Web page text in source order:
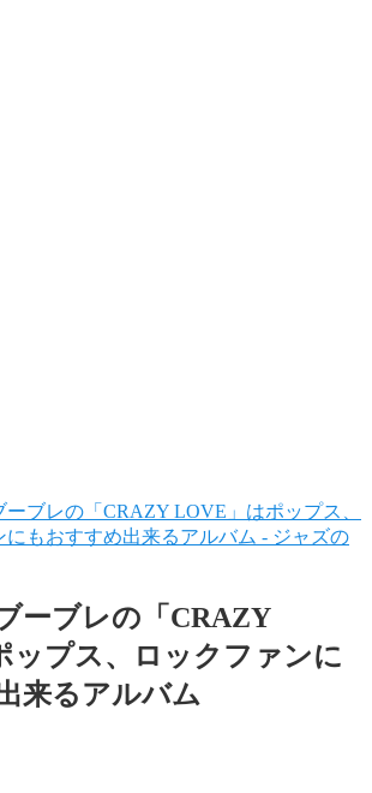
ーブレの「CRAZY LOVE」はポップス、
にもおすすめ出来るアルバム - ジャズの
ーブレの「CRAZY
ップス、ロックファンに
来るアルバム